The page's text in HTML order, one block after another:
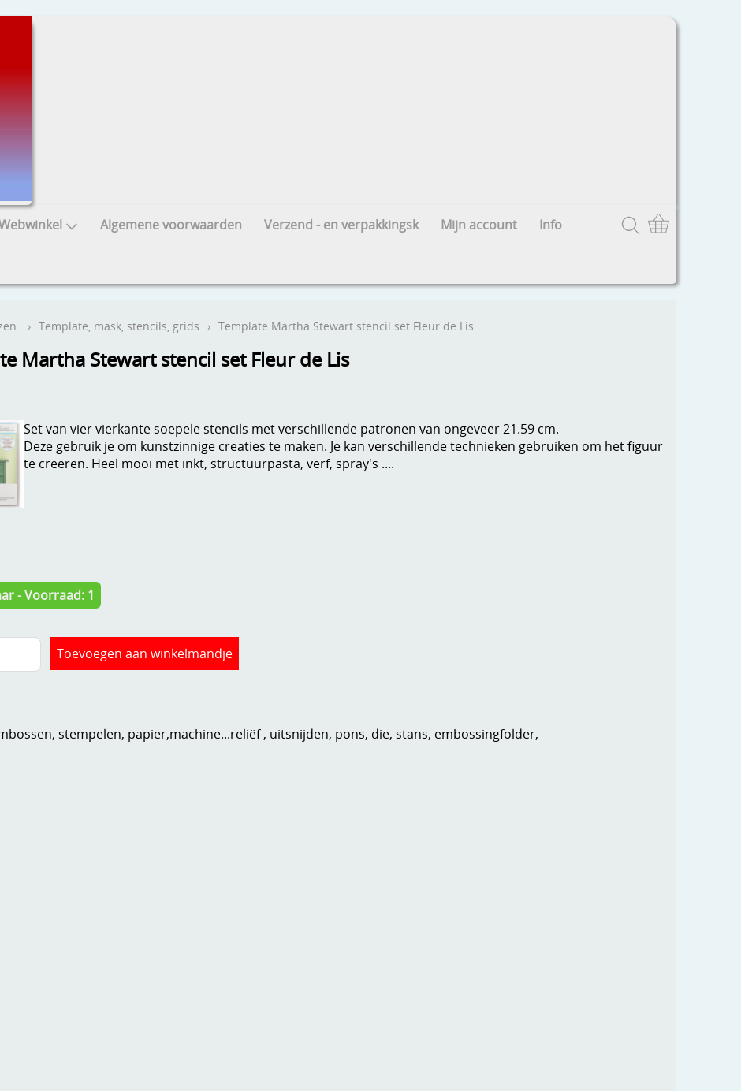
Algemene voorwaarden Verzend - en verpakkingsk Mijn account Info
› Template, mask, stencils, grids › Template Martha Stewart stencil set Fleur de Lis
Martha Stewart stencil set Fleur de Lis
Set van vier vierkante soepele stencils met verschillende patronen van ongeveer 21.59 cm.
Deze gebruik je om kunstzinnige creaties te maken. Je kan verschillende technieken gebruiken om het figuur
te creëren. Heel mooi met inkt, structuurpasta, verf, spray's ....
- Voorraad: 1
stempelen, papier,machine...reliëf , uitsnijden, pons, die, stans, embossingfolder,